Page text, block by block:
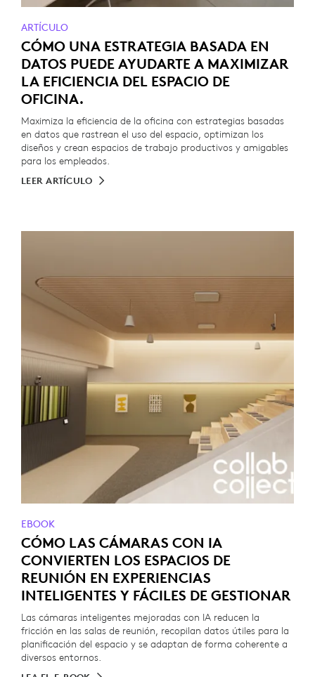
ARTÍCULO
CÓMO UNA ESTRATEGIA BASADA EN
DATOS PUEDE AYUDARTE A MAXIMIZAR
LA EFICIENCIA DEL ESPACIO DE
OFICINA.
Maximiza la eficiencia de la oficina con estrategias basadas
en datos que rastrean el uso del espacio, optimizan los
diseños y crean espacios de trabajo productivos y amigables
para los empleados.
LEER ARTÍCULO
EBOOK
CÓMO LAS CÁMARAS CON IA
CONVIERTEN LOS ESPACIOS DE
REUNIÓN EN EXPERIENCIAS
INTELIGENTES Y FÁCILES DE GESTIONAR
Las cámaras inteligentes mejoradas con IA reducen la
fricción en las salas de reunión, recopilan datos útiles para la
planificación del espacio y se adaptan de forma coherente a
diversos entornos.